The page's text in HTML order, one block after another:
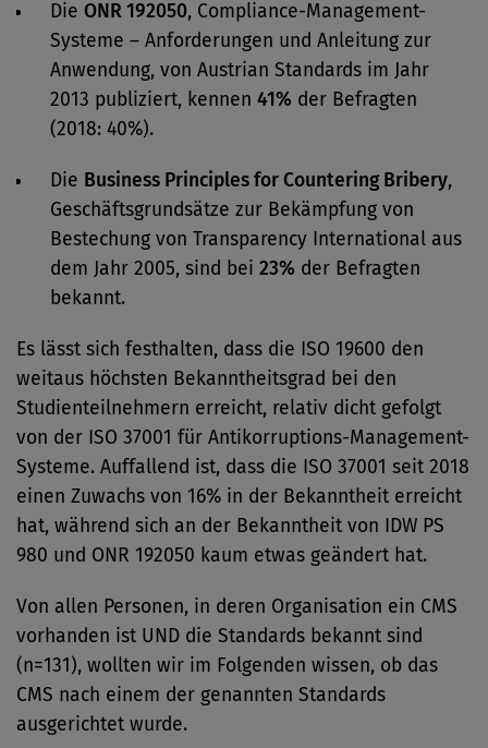
Die ONR 192050, Compliance-Management-
Systeme – Anforderungen und Anleitung zur
Anwendung, von Austrian Standards im Jahr
2013 publiziert, kennen 41% der Befragten
(2018: 40%).
Die Business Principles for Countering Bribery,
Geschäftsgrundsätze zur Bekämpfung von
Bestechung von Transparency International aus
dem Jahr 2005, sind bei 23% der Befragten
bekannt.
Es lässt sich festhalten, dass die ISO 19600 den
weitaus höchsten Bekanntheitsgrad bei den
Studienteilnehmern erreicht, relativ dicht gefolgt
von der ISO 37001 für Antikorruptions-Management-
Systeme. Auffallend ist, dass die ISO 37001 seit 2018
einen Zuwachs von 16% in der Bekanntheit erreicht
hat, während sich an der Bekanntheit von IDW PS
980 und ONR 192050 kaum etwas geändert hat.
Von allen Personen, in deren Organisation ein CMS
vorhanden ist UND die Standards bekannt sind
(n=131), wollten wir im Folgenden wissen, ob das
CMS nach einem der genannten Standards
ausgerichtet wurde.